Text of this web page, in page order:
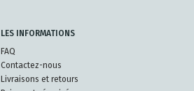
LES INFORMATIONS
FAQ
Contactez-nous
Livraisons et retours